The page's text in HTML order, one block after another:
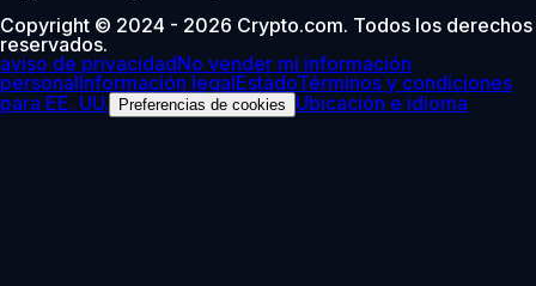
Copyright © 2024 - 2026 Crypto.com. Todos los derechos
reservados.
aviso de privacidadNo vender mi información
personalInformación legalEstadoTérminos y condiciones
para EE. UU.
Preferencias de cookies Ubicación e idioma